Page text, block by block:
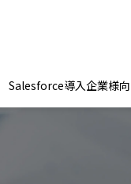
Salesforce導入企業様